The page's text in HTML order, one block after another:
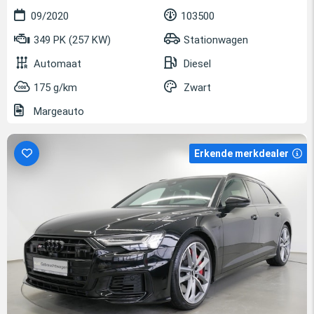
09/2020
103500
349 PK (257 KW)
Stationwagen
Automaat
Diesel
175 g/km
Zwart
Margeauto
Erkende merkdealer